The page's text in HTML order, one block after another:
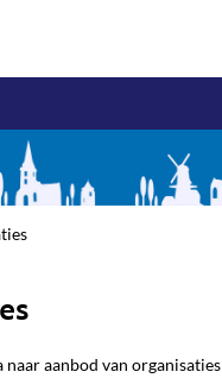
naar aanbod van